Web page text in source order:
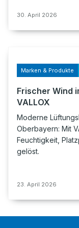
30. April 2026
Marken & Produkte
Frischer Wind
VALLOX
Moderne
Oberbayern: Mit
Feuchtigkeit,
gelöst.
23. April 2026